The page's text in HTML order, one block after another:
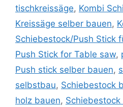
tischkreissäge, Kombi
Kreissäge selber bauen,
Schiebestock/Push Stick
Push Stick for Table saw,
Push stick selber bauen,
selbstbau, Schiebestock
holz bauen, Schiebestock